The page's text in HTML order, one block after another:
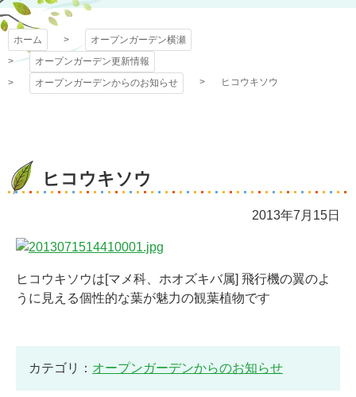
ホーム
オープンガーデン横瀬
オープンガーデン更新情報
オープンガーデンからのお知らせ
ヒコウキソウ
ヒコウキソウ
2013年7月15日
ヒコウキソウは[マメ科、ホオズキバ属] 飛行機の翼のよ
うに見える個性的な葉が魅力の観葉植物です
カテゴリ： オープンガーデンからのお知らせ